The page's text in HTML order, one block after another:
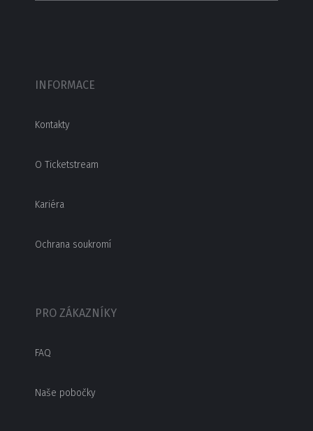
INFORMACE
Kontakty
O Ticketstream
Kariéra
Ochrana soukromí
PRO ZÁKAZNÍKY
FAQ
Naše pobočky